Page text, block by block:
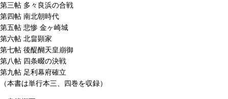
第三帖 多々良浜の合戦
第四帖 南北朝時代
第五帖 悲惨 金ヶ崎城
第六帖 北畠顕家
第七帖 後醍醐天皇崩御
第八帖 四条畷の決戦
第九帖 足利幕府確立
（本書は単行本三、四巻を収録）